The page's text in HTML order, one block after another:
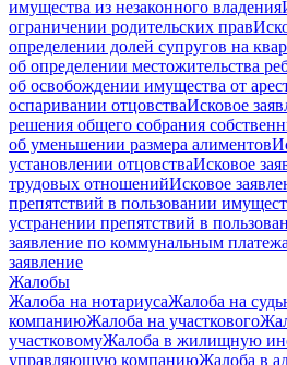
имущества из незаконного владения
ограничении родительских прав
определении долей супругов на
об определении местожительства
об освобождении имущества от
оспаривании отцовстваИсковое
решения общего собрания
об уменьшении размера алиментов
установлении отцовстваИсковое
трудовых отношенийИсковое
препятствий в пользовании
устранении препятствий в
заявление по коммунальным
заявление
Жалобы
Жалоба на нотариусаЖалоба на
компаниюЖалоба на участкового
участковомуЖалоба в жилищную
управляющую компаниюЖалоба в